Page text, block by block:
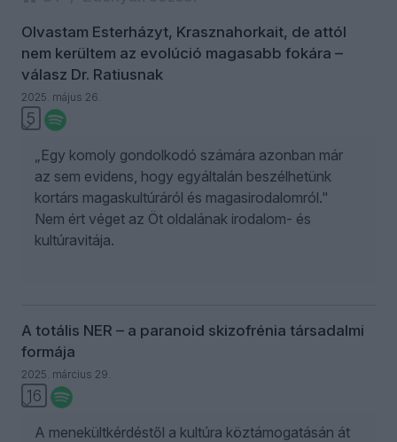
Olvastam Esterházyt, Krasznahorkait, de attól
nem kerültem az evolúció magasabb fokára –
válasz Dr. Ratiusnak
2025. május 26.
5
„Egy komoly gondolkodó számára azonban már
az sem evidens, hogy egyáltalán beszélhetünk
kortárs magaskultúráról és magasirodalomról."
Nem ért véget az Öt oldalának irodalom- és
kultúravitája.
A totális NER – a paranoid skizofrénia társadalmi
formája
2025. március 29.
16
A menekültkérdéstől a kultúra köztámogatásán át